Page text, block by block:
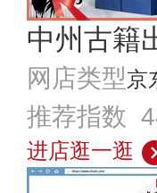
中州古籍
网店类型京
推荐指数
进店逛一逛